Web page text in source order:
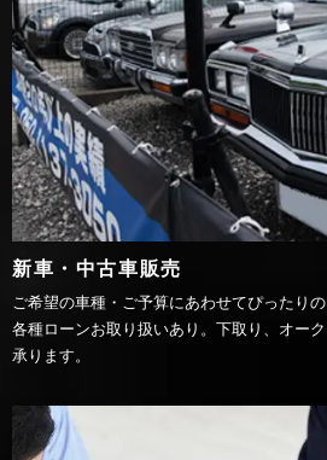
新車・中古車販売
ご希望の車種・ご予算にあわせてぴったり
各種ローンお取り扱いあり。下取り、オー
承ります。